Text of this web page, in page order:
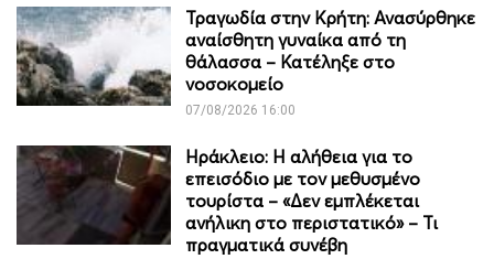
Τραγωδία στην Κρήτη: Ανασύρθηκε
αναίσθητη γυναίκα από τη
θάλασσα – Κατέληξε στο
νοσοκομείο
07/08/2026 16:00
Ηράκλειο: Η αλήθεια για το
επεισόδιο με τον μεθυσμένο
τουρίστα – «Δεν εμπλέκεται
ανήλικη στο περιστατικό» – Τι
πραγματικά συνέβη